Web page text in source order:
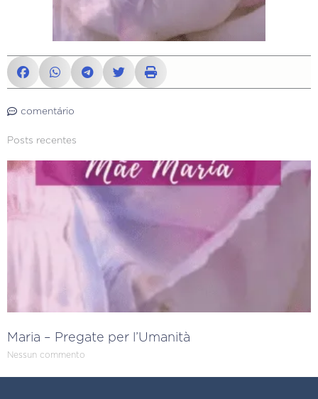
comentário
Posts recentes
Maria – Pregate per l’Umanità
Nessun commento